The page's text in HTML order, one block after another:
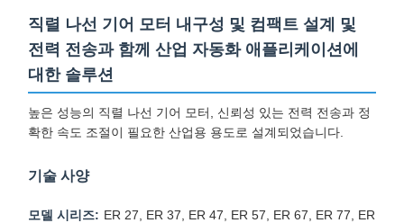
직렬 나선 기어 모터 내구성 및 컴팩트 설계 및
전력 전송과 함께 산업 자동화 애플리케이션에
대한 솔루션
높은 성능의 직렬 나선 기어 모터, 신뢰성 있는 전력 전송과 정
확한 속도 조절이 필요한 산업용 용도로 설계되었습니다.
기술 사양
모델 시리즈: ER 27, ER 37, ER 47, ER 57, ER 67, ER 77, ER